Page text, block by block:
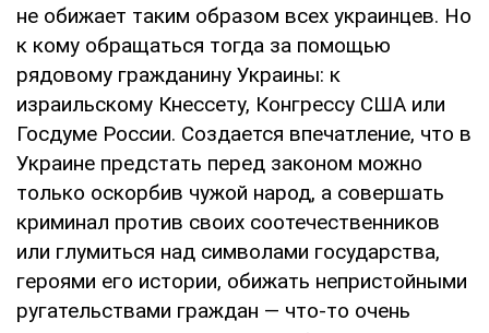
не обижает таким образом всех украинцев. Но
к кому обращаться тогда за помощью
рядовому гражданину Украины: к
израильскому Кнессету, Конгрессу США или
Госдуме России. Создается впечатление, что в
Украине предстать перед законом можно
только оскорбив чужой народ, а совершать
криминал против своих соотечественников
или глумиться над символами государства,
героями его истории, обижать непристойными
ругательствами граждан — что-то очень